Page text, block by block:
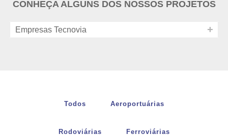
CONHEÇA ALGUNS DOS NOSSOS PROJETOS
Empresas Tecnovia
Todos Aeroportuárias
Rodoviárias Ferroviárias